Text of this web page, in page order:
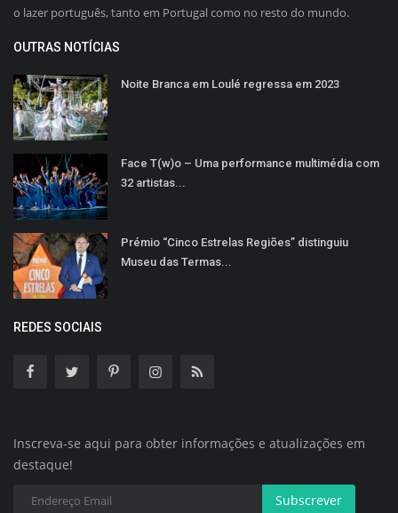
o lazer português, tanto em Portugal como no resto do mundo.
OUTRAS NOTÍCIAS
Noite Branca em Loulé regressa em 2023
Face T(w)o – Uma performance multimédia com
32 artistas...
Prémio “Cinco Estrelas Regiões” distinguiu
Museu das Termas...
REDES SOCIAIS
Inscreva-se aqui para obter informações e atualizações em
destaque!
Subscrever